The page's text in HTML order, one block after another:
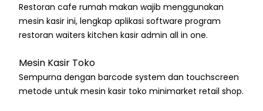
Restoran cafe rumah makan wajib menggunakan
mesin kasir ini, lengkap aplikasi software program
restoran waiters kitchen kasir admin all in one.
Mesin Kasir Toko
Sempurna dengan barcode system dan touchscreen
metode untuk mesin kasir toko minimarket retail shop.